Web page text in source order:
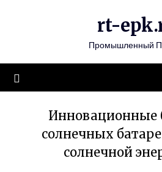
rt-
Промышленный
Инновационные
солнечных
солнечной